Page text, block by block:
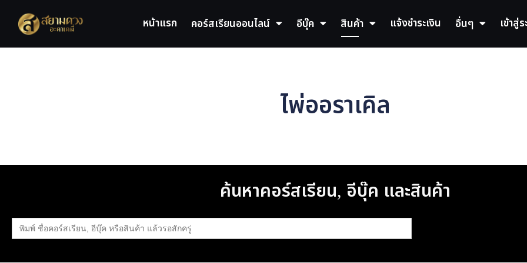
หน้าแรก คอร์สเรียนออนไลน์ อีบุ๊ค สินค้า แจ้งชำระเงิน อื่นๆ เข้าสู่
ไพ่ออราเคิล
ค้นหาคอร์สเรียน, อีบุ๊ค และสินค้า
Search
for: